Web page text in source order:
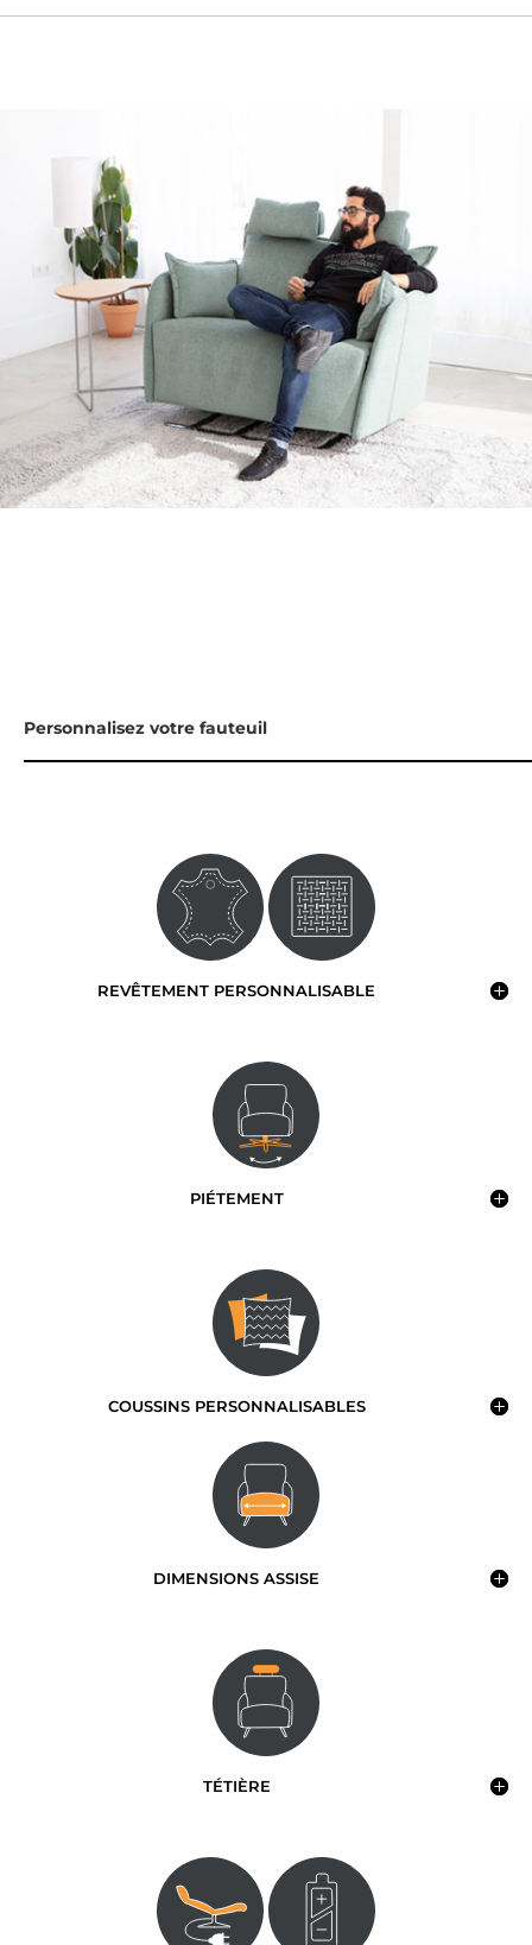
Personnalisez votre fauteuil
REVÊTEMENT PERSONNALISABLE
PIÉTEMENT
COUSSINS PERSONNALISABLES
DIMENSIONS ASSISE
TÉTIÈRE